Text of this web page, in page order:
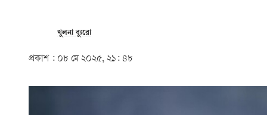
খুলনা ব্যুরো
প্রকাশ : ০৮ মে ২০২৫, ২১: ৪৮